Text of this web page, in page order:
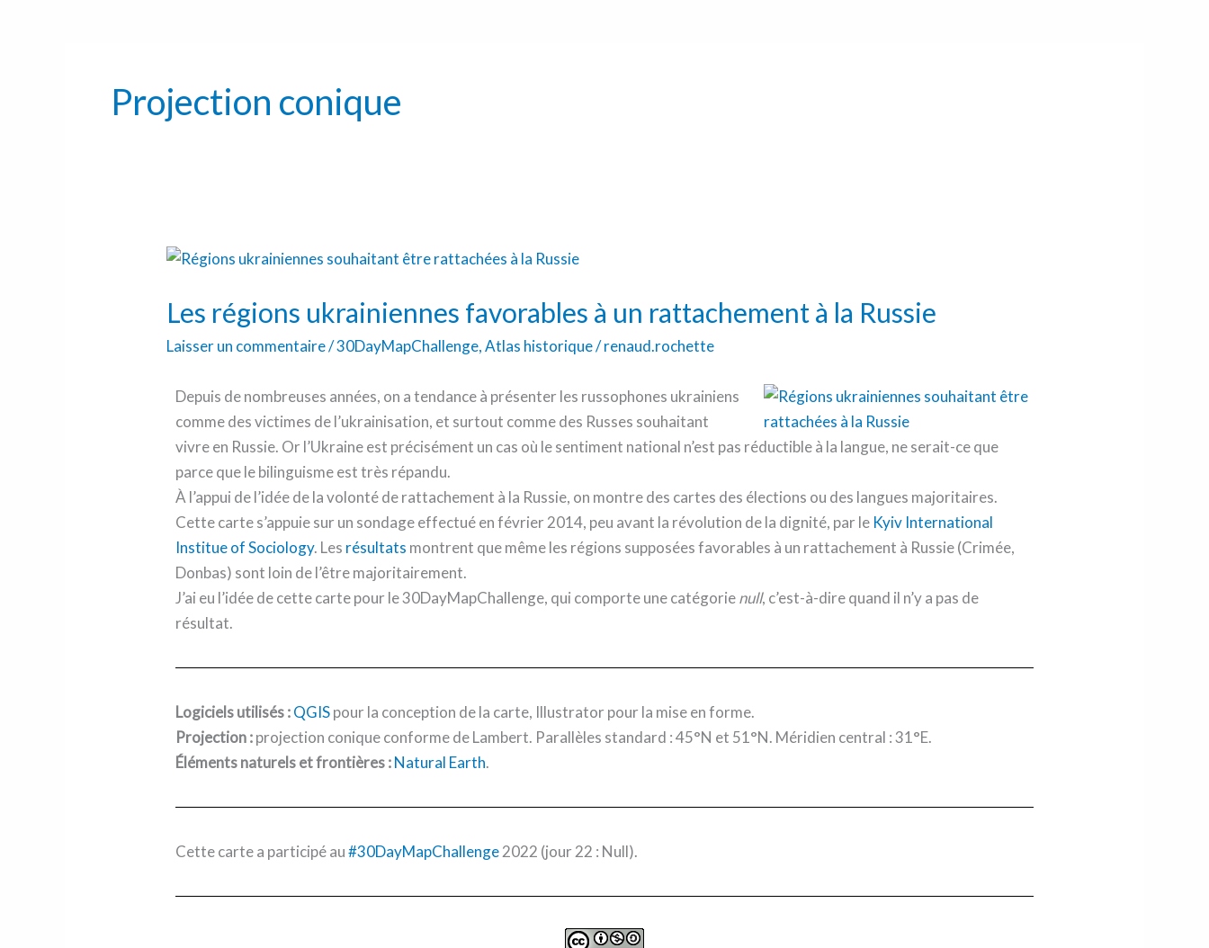
Projection conique
Les régions ukrainiennes favorables à un rattachement à la Russie
Laisser un commentaire/30DayMapChallenge,Atlas historique/renaud.rochette
Depuis de nombreuses années, on a tendance à présenter les russophones ukrainiens
comme des victimes de l’ukrainisation, et surtout comme des Russes souhaitant
vivre en Russie. Or l’Ukraine est précisément un cas où le sentiment national n’est pas réductible à la langue, ne serait-ce que
parce que le bilinguisme est très répandu.
À l’appui de l’idée de la volonté de rattachement à la Russie, on montre des cartes des élections ou des langues majoritaires.
Cette carte s’appuie sur un sondage effectué en février 2014, peu avant la révolution de la dignité, par le Kyiv International
Institue of Sociology. Les résultats montrent que même les régions supposées favorables à un rattachement à Russie (Crimée,
Donbas) sont loin de l’être majoritairement.
J’ai eu l’idée de cette carte pour le 30DayMapChallenge, qui comporte une catégorienull, c’est-à-dire quand il n’y a pas de
résultat.
Logiciels utilisés :QGISpour la conception de la carte, Illustrator pour la mise en forme.
Projection :projection conique conforme de Lambert. Parallèles standard : 45°N et 51°N. Méridien central : 31°E.
Éléments naturels et frontières :Natural Earth.
Cette carte a participé au#30DayMapChallenge2022 (jour 22 : Null).
Les
ukrainiennes
favorables
à
rattachement
Russie